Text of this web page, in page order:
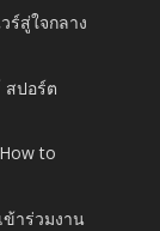
ร์สู่ใจกลาง
สปอร์ต
to
ข้าร่วมงาน